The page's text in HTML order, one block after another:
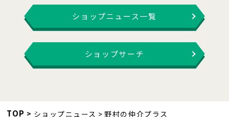
ショップニュース一覧
ショップサーチ
TOP ショップニュース 野村の仲介プラス